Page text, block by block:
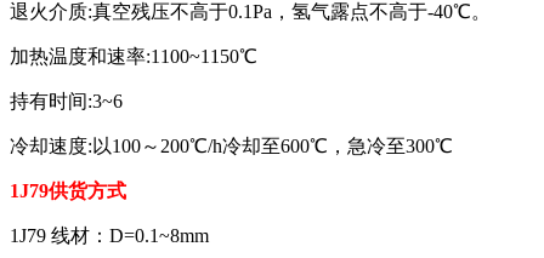
退火介质:真空残压不高于0.1Pa，氢气露点不高于-40℃。
加热温度和速率:1100~1150℃
持有时间:3~6
冷却速度:以100～200℃/h冷却至600℃，急冷至300℃
1J79供货方式
1J79 线材：D=0.1~8mm